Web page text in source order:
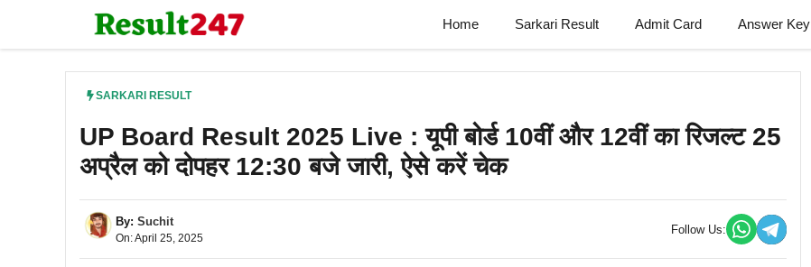
Home Sarkari Result Admit Card Answer Key
SARKARI RESULT
UP Board Result 2025 Live : यूपी बोर्ड 10वीं और 12वीं का रिजल्ट 25
अप्रैल को दोपहर 12:30 बजे जारी, ऐसे करें चेक
By: Suchit
On: April 25, 2025
Follow Us: